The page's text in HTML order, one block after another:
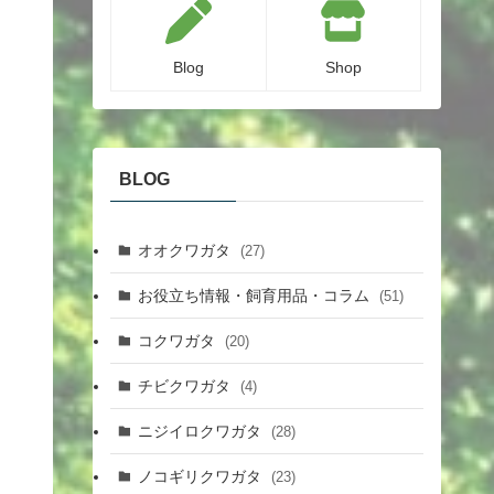
Blog Shop
BLOG
オオクワガタ (27)
お役立ち情報・飼育用品・コラム (51)
コクワガタ (20)
チビクワガタ (4)
ニジイロクワガタ (28)
ノコギリクワガタ (23)